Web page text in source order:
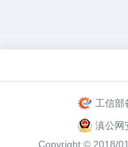
工信部
滇公网
Copyright © 2018/